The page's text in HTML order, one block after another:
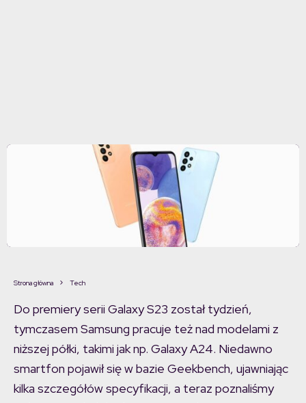
Strona główna Tech
Do premiery serii Galaxy S23 został tydzień,
tymczasem Samsung pracuje też nad modelami z
niższej półki, takimi jak np. Galaxy A24. Niedawno
smartfon pojawił się w bazie Geekbench, ujawniając
kilka szczegółów specyfikacji, a teraz poznaliśmy